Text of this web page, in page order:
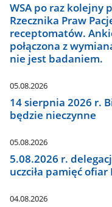
WSA po raz kolejny
Rzecznika Praw
receptomatów.
połączona z
nie jest badaniem.
05.08.2026
14 sierpnia 2026 r.
będzie nieczynne
05.08.2026
5.08.2026 r.
uczciła pamięć ofiar
04.08.2026